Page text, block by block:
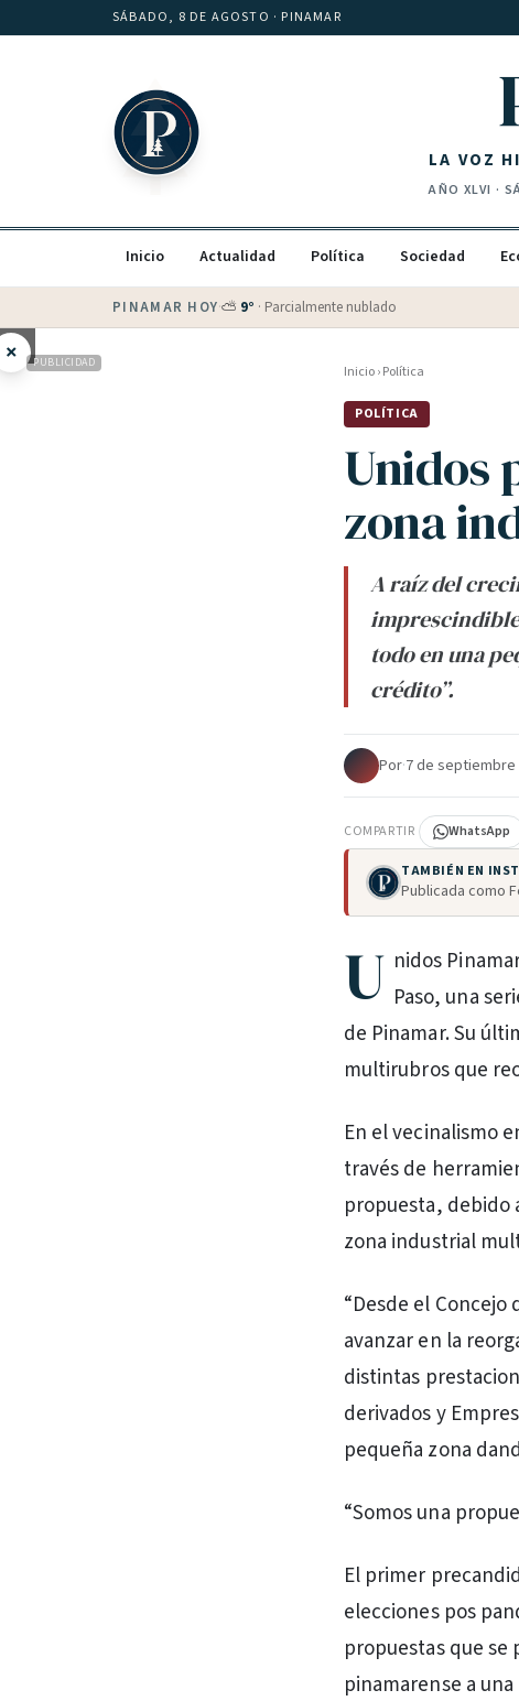
Saltar al contenidoSÁBADO, 8 DE AGOSTO · PINAMAR
LA VOZ
AÑO XLVI ·
Inicio Actualidad Política Sociedad
PINAMAR HOY·💵 Dólar blue$1525 · oficial $
× PUBLICIDAD Inicio›Política
POLÍTICA
Unidos
zona
A raíz del
todo en una
crédito”.
Por·7 de septiembre
COMPARTIR WhatsApp
TAMBIÉN EN
Publicada como
U nidos
Paso, una
de Pinamar. Su
multirubros que
En el vecinalismo
través de
propuesta, debido
zona industrial
“Desde el
avanzar en la
distintas
derivados y
pequeña zona
“Somos una
El primer
elecciones pos
propuestas que se
pinamarense a